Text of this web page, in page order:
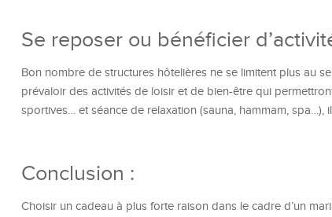
Se reposer ou bénéficier
Bon nombre de structures hôtelières ne se limitent plus au
prévaloir des activités de loisir et de bien-être qui
sportives… et séance de relaxation (sauna, hammam,
Conclusion :
Choisir un cadeau à plus forte raison dans le cadre d’un